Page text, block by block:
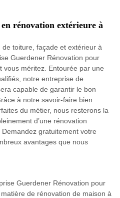
rénovation extérieure à
toiture, façade et extérieur à
Guerdener Rénovation pour
vous méritez. Entourée par une
notre entreprise de
capable de garantir le bon
à notre savoir-faire bien
du métier, nous resterons la
d’une rénovation
gratuitement votre
avantages que nous
Guerdener Rénovation pour
de rénovation de maison à